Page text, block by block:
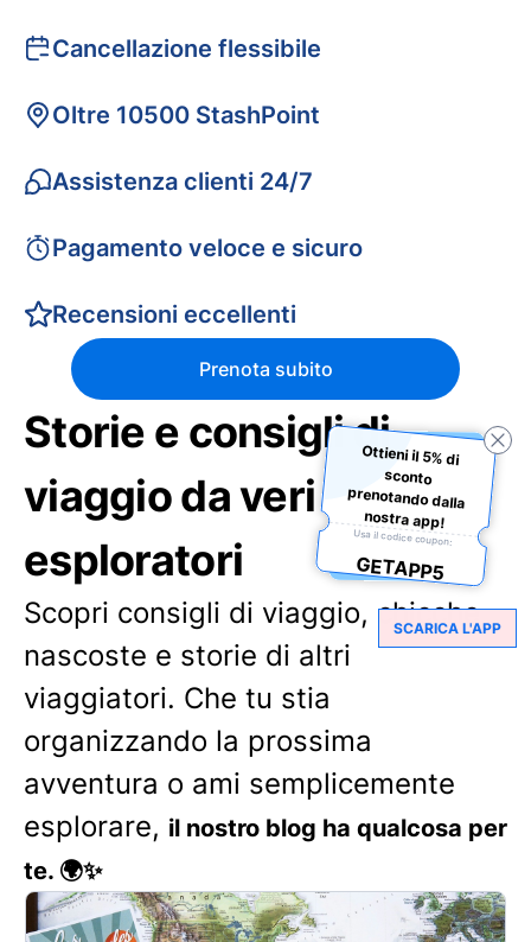
Cancellazione flessibile
Oltre 10500 StashPoint
Assistenza clienti 24/7
Pagamento veloce e sicuro
Recensioni eccellenti
Prenota subito
Storie e consigli di
viaggio da veri
esploratori
Scopri consigli di viaggio, chicche
nascoste e storie di altri
viaggiatori. Che tu stia
organizzando la prossima
avventura o ami semplicemente
esplorare, il nostro blog ha qualcosa per
te. 🌍✨
Ottieni il 5% di
sconto
prenotando dalla
nostra app!
Usa il codice coupon:
GETAPP5
SCARICA L'APP